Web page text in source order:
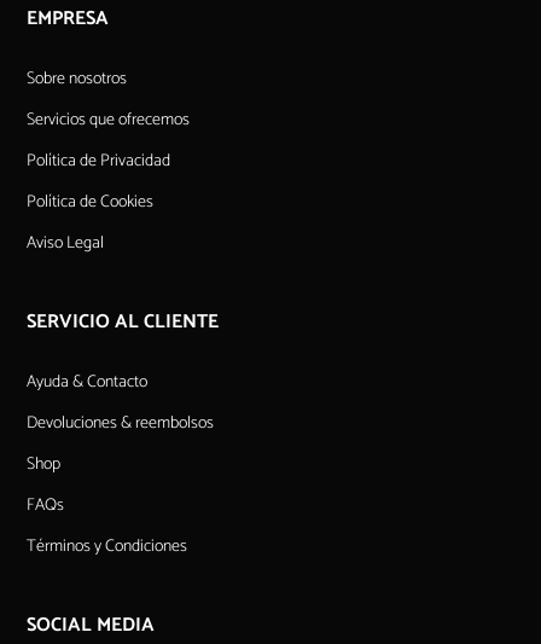
EMPRESA
Sobre nosotros
Servicios que ofrecemos
Política de Privacidad
Política de Cookies
Aviso Legal
SERVICIO AL CLIENTE
Ayuda & Contacto
Devoluciones & reembolsos
Shop
FAQs
Términos y Condiciones
SOCIAL MEDIA